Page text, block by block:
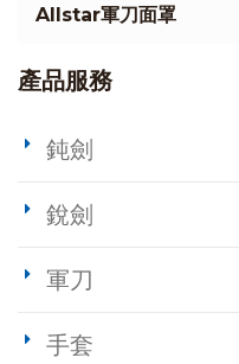
Allstar軍刀面罩
產品服務
鈍劍
銳劍
軍刀
手套